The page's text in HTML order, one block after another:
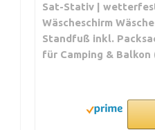
Sat-Stativ |
Wäscheschirm
Standfuß inkl.
für Camping & Balkon